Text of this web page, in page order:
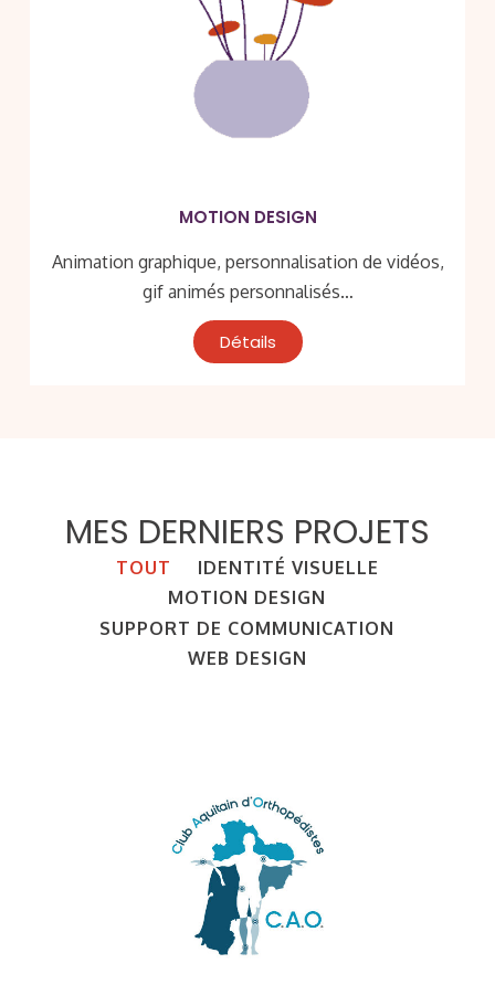
MOTION DESIGN
Animation graphique, personnalisation de vidéos,
gif animés personnalisés…
Détails
MES DERNIERS PROJETS
TOUT
IDENTITÉ VISUELLE
MOTION DESIGN
SUPPORT DE COMMUNICATION
WEB DESIGN